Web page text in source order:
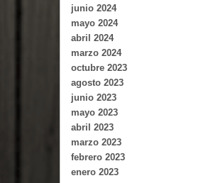
junio 2024
mayo 2024
abril 2024
marzo 2024
octubre 2023
agosto 2023
junio 2023
mayo 2023
abril 2023
marzo 2023
febrero 2023
enero 2023